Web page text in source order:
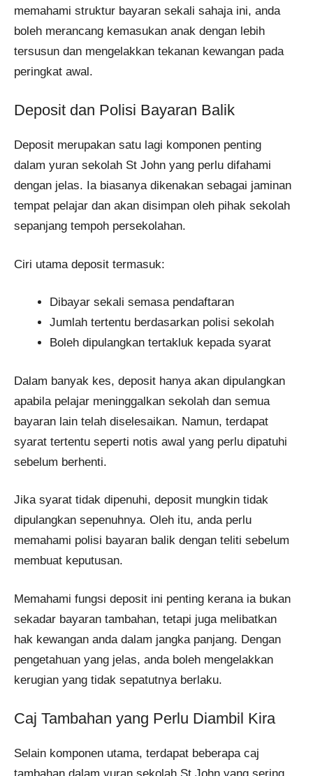
memahami struktur bayaran sekali sahaja ini, anda
boleh merancang kemasukan anak dengan lebih
tersusun dan mengelakkan tekanan kewangan pada
peringkat awal.
Deposit dan Polisi Bayaran Balik
Deposit merupakan satu lagi komponen penting
dalam yuran sekolah St John yang perlu difahami
dengan jelas. Ia biasanya dikenakan sebagai jaminan
tempat pelajar dan akan disimpan oleh pihak sekolah
sepanjang tempoh persekolahan.
Ciri utama deposit termasuk:
Dibayar sekali semasa pendaftaran
Jumlah tertentu berdasarkan polisi sekolah
Boleh dipulangkan tertakluk kepada syarat
Dalam banyak kes, deposit hanya akan dipulangkan
apabila pelajar meninggalkan sekolah dan semua
bayaran lain telah diselesaikan. Namun, terdapat
syarat tertentu seperti notis awal yang perlu dipatuhi
sebelum berhenti.
Jika syarat tidak dipenuhi, deposit mungkin tidak
dipulangkan sepenuhnya. Oleh itu, anda perlu
memahami polisi bayaran balik dengan teliti sebelum
membuat keputusan.
Memahami fungsi deposit ini penting kerana ia bukan
sekadar bayaran tambahan, tetapi juga melibatkan
hak kewangan anda dalam jangka panjang. Dengan
pengetahuan yang jelas, anda boleh mengelakkan
kerugian yang tidak sepatutnya berlaku.
Caj Tambahan yang Perlu Diambil Kira
Selain komponen utama, terdapat beberapa caj